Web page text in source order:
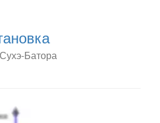
Батора